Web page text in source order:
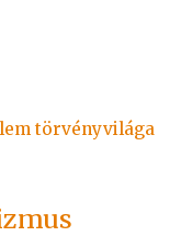
törvényvilága